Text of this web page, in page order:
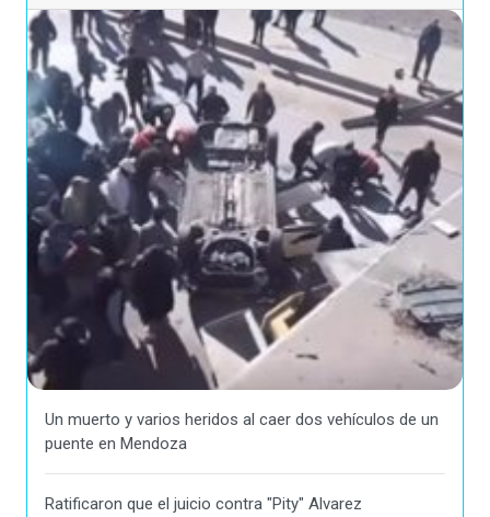
Un muerto y varios heridos al caer dos vehículos de un
puente en Mendoza
Ratificaron que el juicio contra "Pity" Alvarez